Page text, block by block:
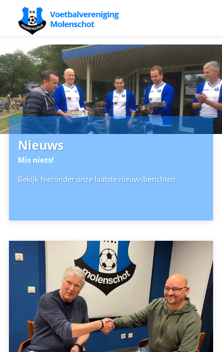
Nieuws
Mis niets!
Bekijk hieronder onze laatste nieuwsberichten.